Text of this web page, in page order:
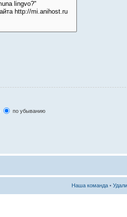
по убыванию
Наша команда •